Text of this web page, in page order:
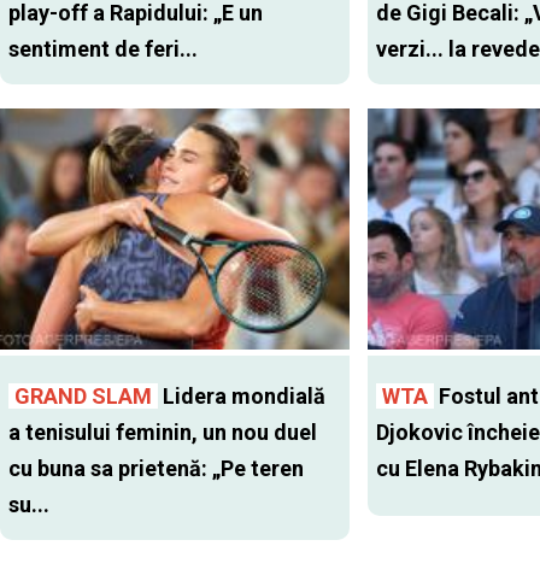
play-off a Rapidului: „E un
sentiment de feri...
de Gigi Becali:
verzi... la
GRAND SLAM Lidera mondială
a tenisului feminin, un nou duel
cu buna sa prietenă: „Pe teren
su...
WTA Fostul
Djokovic
cu Elena